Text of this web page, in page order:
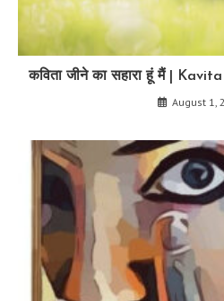
कविता जीने का सहारा हूं मैं |
August 1,